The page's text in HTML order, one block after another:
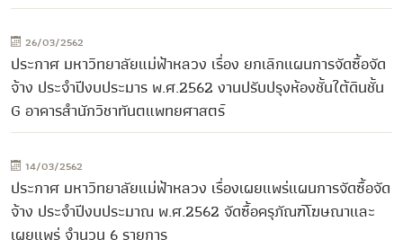
26/03/2562
ประกาศ มหาวิทยาลัยแม่ฟ้าหลวง เรื่อง ยกเลิกแผนการจัดซื้อจัด
จ้าง ประจำปีงบประมาร พ.ศ.2562 งานปรับปรุงห้องชั้นใต้ดินชั้น
G อาคารสำนักวิชาทันตแพทยศาสตร์
14/03/2562
ประกาศ มหาวิทยาลัยแม่ฟ้าหลวง เรื่องเผยแพร่แผนการจัดซื้อจัด
จ้าง ประจำปีงบประมาณ พ.ศ.2562 จัดซื้อครุภัณฑ์โฆษณาและ
เผยแพร่ จำนวน 6 รายการ